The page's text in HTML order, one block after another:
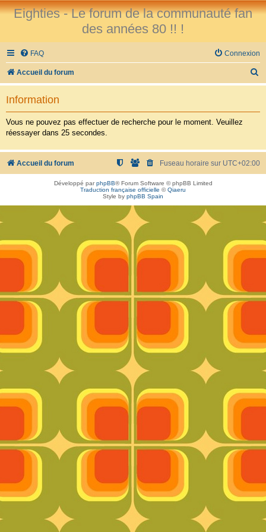
Eighties - Le forum de la communauté fan
des années 80 !! !
FAQ Connexion
Accueil du forum
e
r
c
Information
Vous ne pouvez pas effectuer de recherche pour le moment. Veuillez
réessayer dans 25 secondes.
Accueil du forum Fuseau horaire sur UTC+02:00
Développé parphpBB® Forum Software © phpBB Limited
Traduction française officielle ©Qiaeru
Style by phpBB Spain